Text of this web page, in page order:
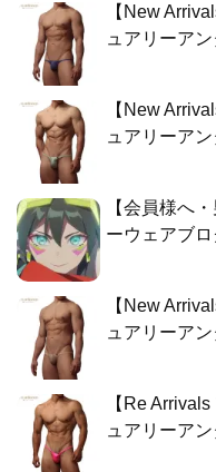
【New
ュアリーア
【New
ュアリーア
【会員様へ
ーウェアブロ
【New
ュアリーア
【Re
ュアリーア